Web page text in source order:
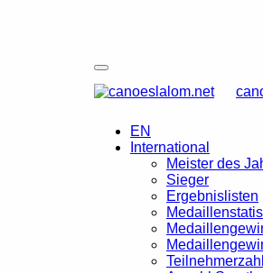
EN
International
Meister des
Sieger
Ergebnislisten